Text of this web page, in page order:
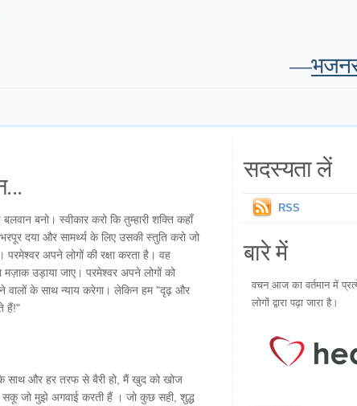
—
बनो। स्वीकार करो कि तुम्हारी शक्ति कहाँ
दया और सामर्थ्य के लिए उसकी स्तुति करो जो
अपने लोगों की रक्षा करता है। वह
उड़ाया जाए। परमेश्वर अपने लोगों को
वालों के साथ न्याय करेगा। लेकिन हम "दृढ़ और
हैं!"
साथ और हर तरफ से बैरी हो, मैं खुद को खोज
जो मुझे अगवाई करती हैं । जो कुछ सही, शुद्ध
सदस्यता लें
RSS
बारे में
वचन आज का वर्तमान में
लोगों द्वारा पढ़ा जारा है।